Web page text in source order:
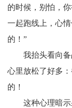
的时候，别怕，
一起跑线上，心
的！”
我抬头看向
心里放松了好多
的！
这种心理暗